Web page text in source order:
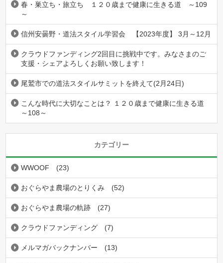
春・巣立ち・旅立ち １２０歳まで健康に生きる道 ～109
～
信州安曇野・道法スタイル学習会 【2023年度】 3月～12月
クラウドファンディング2回目に挑戦中です。みなさまのご
支援・シェアよろしくお願い致します！
尾鷲市での道法スタイルサミットを終えて(2月24日)
こんな時代に大切なことは？ １２０歳まで健康に生きる道
～108～
カテゴリー
WWOOF (23)
おぐらやま農場のとりくみ (52)
おぐらやま農場の軌跡 (27)
クラウドファンディング (7)
メルマガバックナンバー (13)